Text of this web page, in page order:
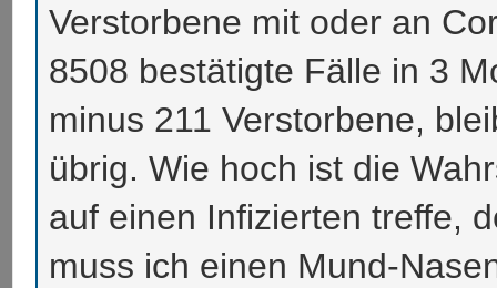
Verstorbene mit oder an
8508 bestätigte Fälle in 3
minus 211 Verstorbene,
übrig. Wie hoch ist die
auf einen Infizierten treffe,
muss ich einen Mund-